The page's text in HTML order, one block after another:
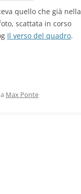
quello che già nella
scattata in corso
Il verso del quadro.
Max Ponte